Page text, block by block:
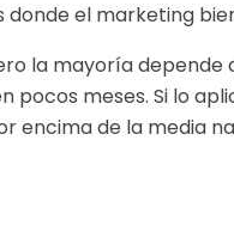
el marketing
la mayoría depende
pocos meses. Si lo
encima de la media